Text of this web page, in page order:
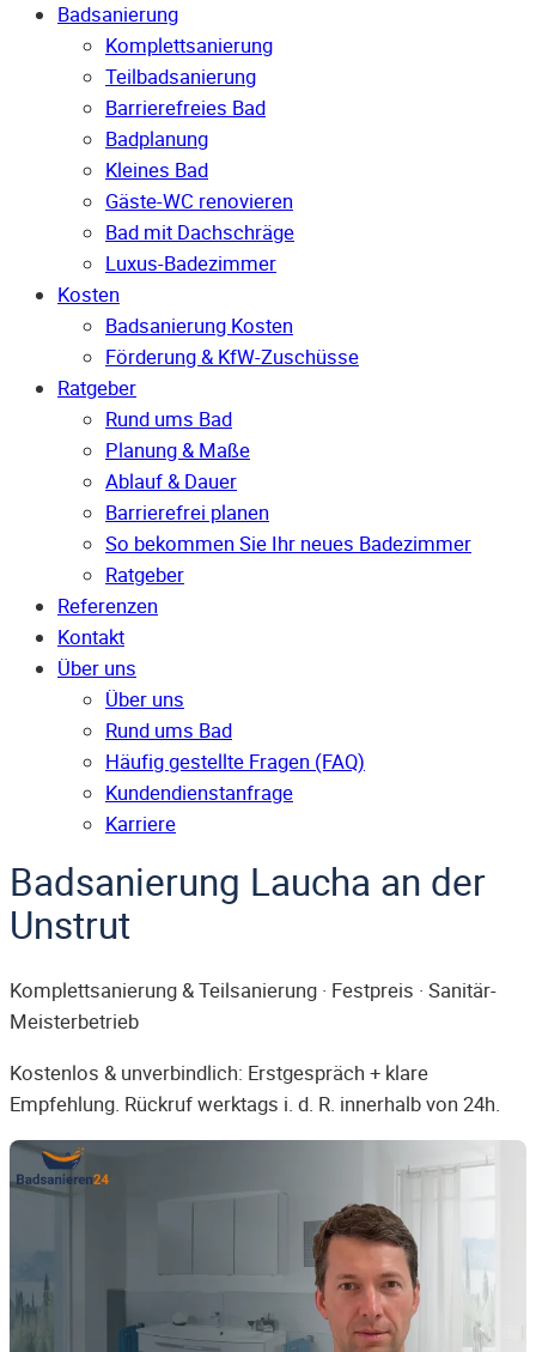
Badsanierung
Komplettsanierung
Teilbadsanierung
Barrierefreies Bad
Badplanung
Kleines Bad
Gäste-WC renovieren
Bad mit Dachschräge
Luxus-Badezimmer
Kosten
Badsanierung Kosten
Förderung & KfW-Zuschüsse
Ratgeber
Rund ums Bad
Planung & Maße
Ablauf & Dauer
Barrierefrei planen
So bekommen Sie Ihr neues Badezimmer
Ratgeber
Referenzen
Kontakt
Über uns
Über uns
Rund ums Bad
Häufig gestellte Fragen (FAQ)
Kunden­dienst­anfrage
Karriere
Badsanierung Laucha an der
Unstrut
Komplettsanierung & Teilsanierung · Festpreis · Sanitär-
Meisterbetrieb
Kostenlos & unverbindlich: Erstgespräch + klare
Empfehlung. Rückruf werktags i. d. R. innerhalb von 24h.